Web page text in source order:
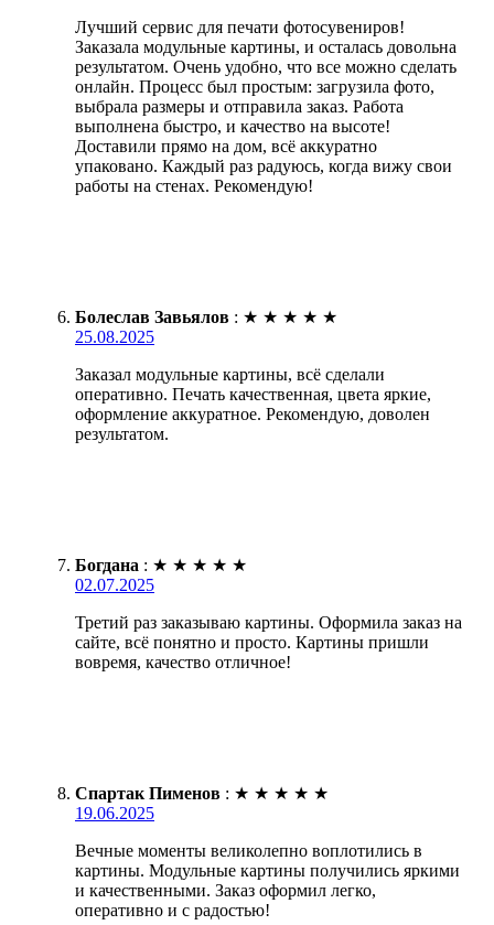
Лучший сервис для печати фотосувениров!
Заказала модульные картины, и осталась довольна
результатом. Очень удобно, что все можно сделать
онлайн. Процесс был простым: загрузила фото,
выбрала размеры и отправила заказ. Работа
выполнена быстро, и качество на высоте!
Доставили прямо на дом, всё аккуратно
упаковано. Каждый раз радуюсь, когда вижу свои
работы на стенах. Рекомендую!
Болеслав Завьялов : ★ ★ ★ ★ ★
25.08.2025
Заказал модульные картины, всё сделали
оперативно. Печать качественная, цвета яркие,
оформление аккуратное. Рекомендую, доволен
результатом.
Богдана : ★ ★ ★ ★ ★
02.07.2025
Третий раз заказываю картины. Оформила заказ на
сайте, всё понятно и просто. Картины пришли
вовремя, качество отличное!
Спартак Пименов : ★ ★ ★ ★ ★
19.06.2025
Вечные моменты великолепно воплотились в
картины. Модульные картины получились яркими
и качественными. Заказ оформил легко,
оперативно и с радостью!